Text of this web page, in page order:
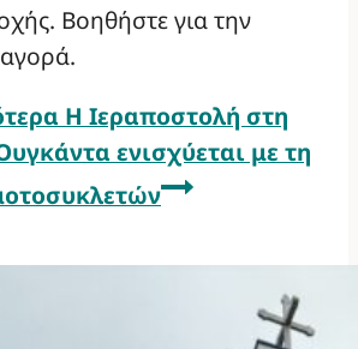
Βοηθήστε για την
Η Ιεραποστολή στη
ενισχύεται με τη